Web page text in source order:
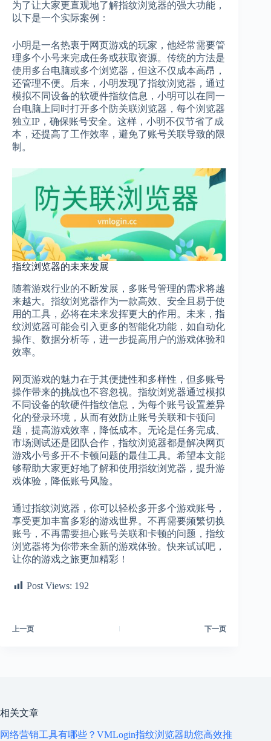
为了让大家更直观地了解指纹浏览器的强大功能，
以下是一个实际案例：
小明是一名热衷于网页游戏的玩家，他经常需要管
理多个小号来完成任务或获取资源。传统的方法是
使用多台电脑或多个浏览器，但这不仅成本高昂，
还管理不便。后来，小明发现了指纹浏览器，通过
模拟不同设备的软硬件指纹信息，小明可以在同一
台电脑上同时打开多个防关联浏览器，每个浏览器
独立IP，确保账号安全。这样，小明不仅节省了成
本，还提高了工作效率，避免了账号关联导致的限
制。
指纹浏览器的未来发展
随着游戏行业的不断发展，多账号管理的需求将越
来越大。指纹浏览器作为一款高效、安全且易于使
用的工具，必将在未来发挥更大的作用。未来，指
纹浏览器可能会引入更多的智能化功能，如自动化
操作、数据分析等，进一步提高用户的游戏体验和
效率。
网页游戏的魅力在于其便捷性和多样性，但多账号
操作带来的挑战也不容忽视。指纹浏览器通过模拟
不同设备的软硬件指纹信息，为每个账号设置差异
化的登录环境，从而有效防止账号关联和卡顿问
题，提高游戏效率，降低成本。无论是任务完成、
市场测试还是团队合作，指纹浏览器都是解决网页
游戏小号多开不卡顿问题的最佳工具。希望本文能
够帮助大家更好地了解和使用指纹浏览器，提升游
戏体验，降低账号风险。
通过指纹浏览器，你可以轻松多开多个游戏账号，
享受更加丰富多彩的游戏世界。不再需要频繁切换
账号，不再需要担心账号关联和卡顿的问题，指纹
浏览器将为你带来全新的游戏体验。快来试试吧，
让你的游戏之旅更加精彩！
Post Views: 192
上一页 下一页
相关文章
网络营销工具有哪些？VMLogin指纹浏览器助您高效推